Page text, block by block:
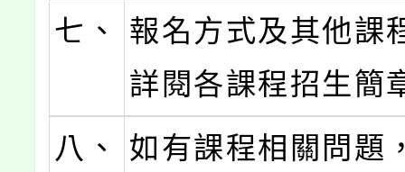
七、
報名方式及其他課
詳閱各課程招生簡
八、
如有課程相關問題